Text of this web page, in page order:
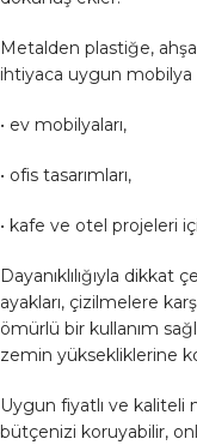
Metalden plastiğe,
ihtiyaca uygun mobilya
• ev mobilyaları,
• ofis tasarımları,
• kafe ve otel projeleri
Dayanıklılığıyla
ayakları, çizilmelere
ömürlü bir kullanım
zemin yüksekliklerine
Uygun fiyatlı ve kaliteli
bütçenizi koruyabilir,